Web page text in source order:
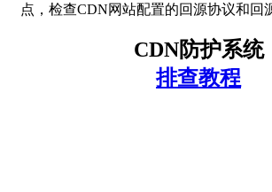
点，检查CDN网站配置的回源协议和回
CDN防护系统
排查教程